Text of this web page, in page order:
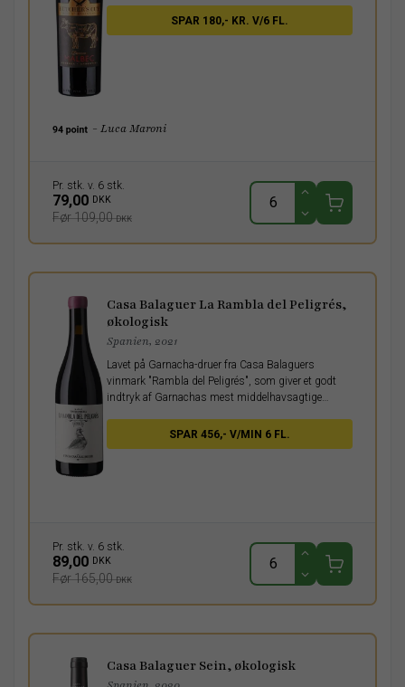
SPAR 180,- KR. V/6 FL.
- Luca Maroni
Pr. stk. v. 6 stk.
79,00 DKK
Før 109,00DKK
Casa Balaguer La Rambla del Peligrés,
økologisk
Spanien, 2021
Lavet på Garnacha-druer fra Casa Balaguers
vinmark "Rambla del Peligrés", som giver et godt
indtryk af Garnachas mest middelhavsagtige
SPAR 456,- V/MIN 6 FL.
Pr. stk. v. 6 stk.
89,00 DKK
Før 165,00DKK
Casa Balaguer Sein, økologisk